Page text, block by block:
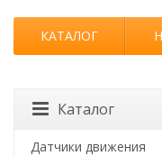
КАТАЛОГ
Каталог
Датчики движения